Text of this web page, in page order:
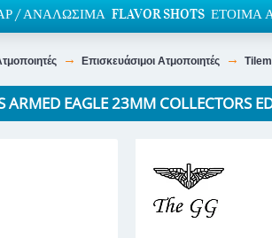
/ ΑΝΑΛΏΣΙΜΑ FLAVOR SHOTS ΈΤΟΙΜΑ
Επισκευάσιμοι Ατμοποιητές
ARMED EAGLE 23MM COLLECTORS